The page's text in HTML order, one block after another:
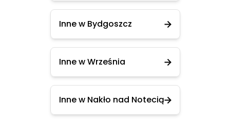
Inne w Bydgoszcz
Inne w Września
Inne w Nakło nad Notecią